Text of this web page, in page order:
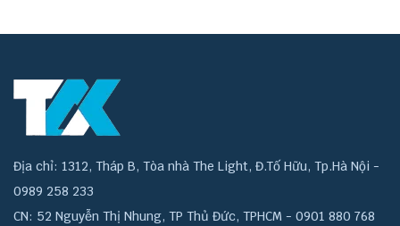
Địa chỉ: 1312, Tháp B, Tòa nhà The Light, Đ.Tố Hữu, Tp.Hà Nội -
0989 258 233
CN: 52 Nguyễn Thị Nhung, TP Thủ Đức, TPHCM - 0901 880 768